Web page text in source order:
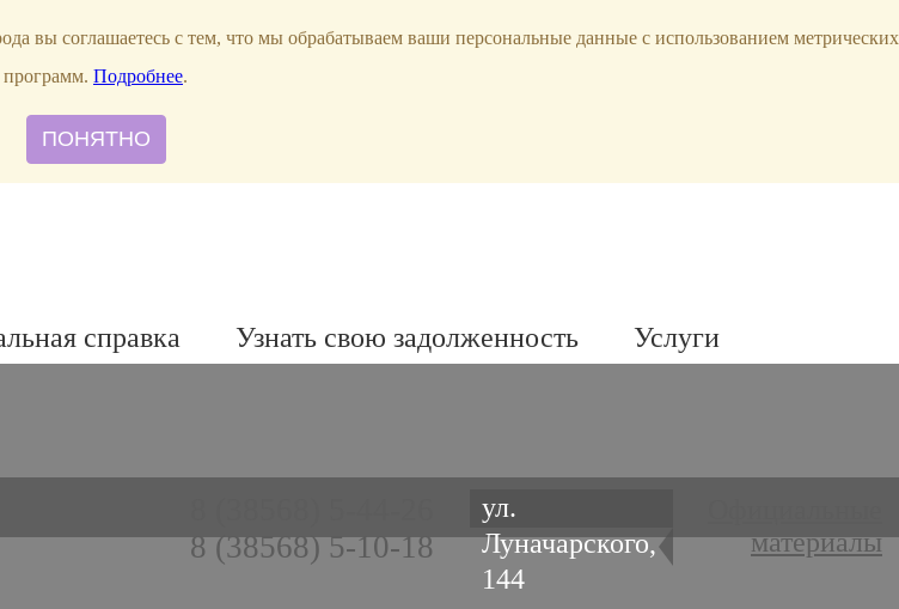
справка Узнать свою задолженность Услуги
материалы
ул.
Луначарского,
144
8 (38568) 5-10-18
вы соглашаетесь с тем, что мы обрабатываем ваши персональные данные с использованием метрических
программ. Подробнее.
ПОНЯТНО